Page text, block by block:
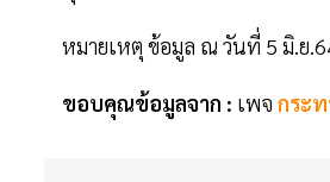
หมายเหตุ ข้อมูล ณ วันที่ 5 มิ.ย
ขอบคุณข้อมูลจาก : เพจ กระ